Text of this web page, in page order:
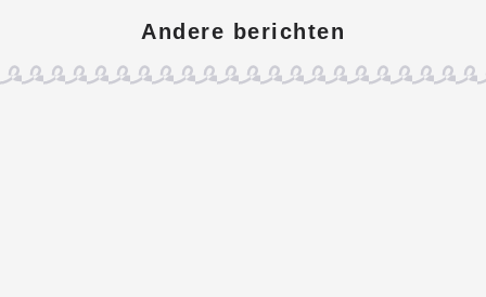
Andere berichten